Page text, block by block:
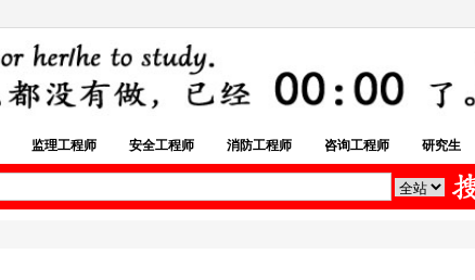
监理工程师 安全工程师 消防工程师 咨询工程师 研究生